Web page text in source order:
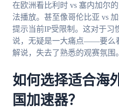
在欧洲看比利时 vs 塞内加尔
法播放。甚至像哥伦比亚 vs
提示当前IP受限制。这对于习
说，无疑是一大痛点——要么
解说，失去了熟悉的观赛氛围。
如何选择适合海
国加速器？